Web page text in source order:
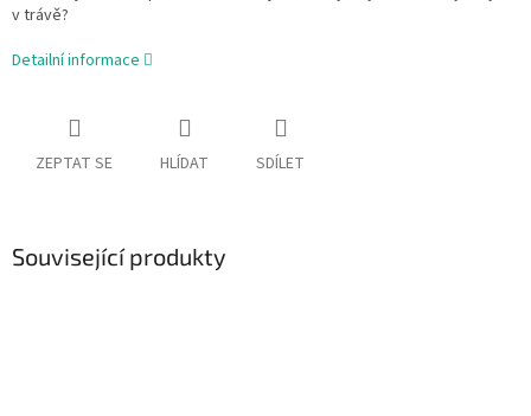
v trávě?
Detailní informace
ZEPTAT SE HLÍDAT SDÍLET
Související produkty